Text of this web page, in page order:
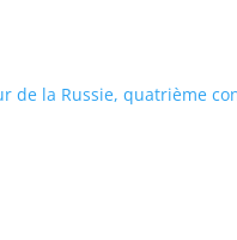
de la Russie, quatrième